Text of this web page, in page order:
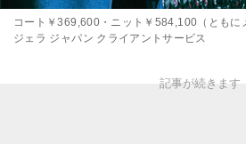
コート￥369,600・ニット￥584,100（ともに
ジェラ ジャパン クライアントサービス